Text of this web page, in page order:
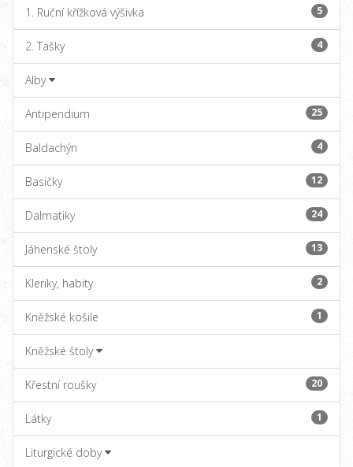
1. Ruční křížková výšivka 5
2. Tašky 4
Alby
Antipendium 25
Baldachýn 4
Basičky 12
Dalmatiky 24
Jáhenské štoly 13
Kleriky, habity 2
Kněžské košile 1
Kněžské štoly
Křestní roušky 20
Látky 1
Liturgické doby